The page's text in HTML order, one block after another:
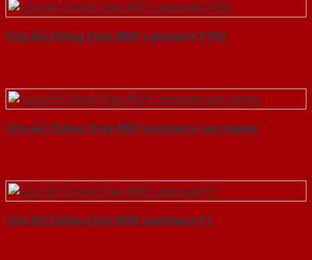
Cửa Gỗ Chống Cháy MDF Laminate P1R2
Cửa Gỗ Chống Cháy MDF Laminate van ngang
Cửa Gỗ Chống Cháy MDF Laminate P1